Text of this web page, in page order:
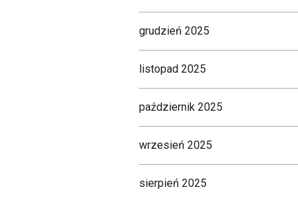
grudzień 2025
listopad 2025
październik 2025
wrzesień 2025
sierpień 2025